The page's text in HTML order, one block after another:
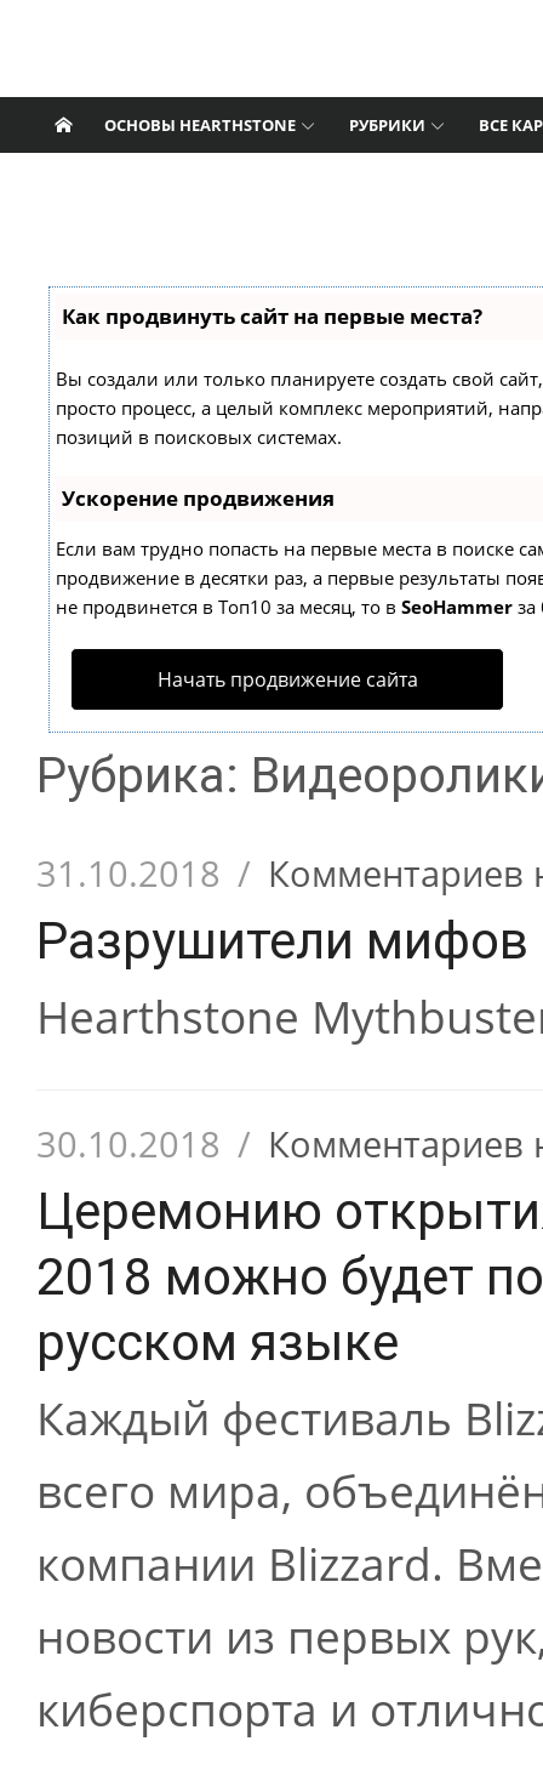
Hearthstone.
ОСНОВЫ HEARTHSTONE РУБРИКИ ВСЕ
Как продвинуть сайт на первые места?
Вы создали или только планируете создать свой
просто процесс, а целый комплекс мероприятий,
позиций в поисковых системах.
Ускорение продвижения
Если вам трудно попасть на первые места в поиске
продвижение в десятки раз, а первые результаты
не продвинется в Топ10 за месяц, то в SeoHammer за
Начать продвижение сайта
Рубрика:
31.10.2018 / Комментариев
Разрушители
Hearthstone
30.10.2018 / Комментариев
Церемонию
2018 можно будет
русском языке
Каждый фестиваль
всего мира,
компании Blizzard.
новости из первых
киберспорта и